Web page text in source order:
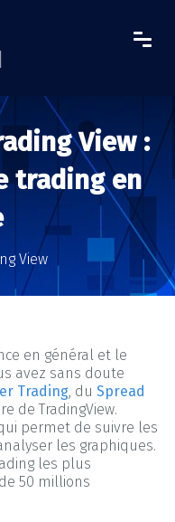
View :
trading en
View
en général et le
avez sans doute
Trading, du Spread
de TradingView.
permet de suivre les
les graphiques.
les plus
50 millions